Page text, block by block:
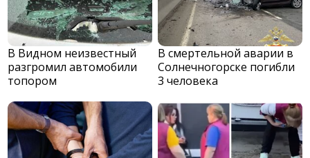
В Видном неизвестный
разгромил автомобили
топором
В смертельной аварии в
Солнечногорске погибли
3 человека